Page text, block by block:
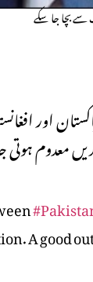
سے بچا جا سکے
اور
معدوم ہوتی
A good